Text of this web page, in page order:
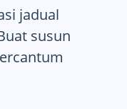
jadual
susun